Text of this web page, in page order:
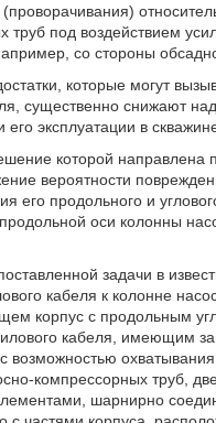
труб под воздействием
со стороны
которые могут
существенно снижают
его эксплуатации в
которой направлена
вероятности
его продольного и
оси колонны
задачи в
кабеля к колонне
корпус с продольным
кабеля, имеющим
возможностью
компрессорных труб,
шарнирно